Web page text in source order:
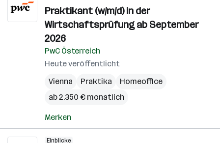
Praktikant (w/m/d) in der
Wirtschaftsprüfung ab September
2026
PwC Österreich
Heute veröffentlicht
Vienna
Praktika
Homeoffice
ab 2.350 € monatlich
Merken
Einblicke